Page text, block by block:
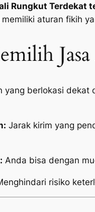
Rungkut Terdekat
aturan fikih
yang berlokasi
Jarak kirim yang
Anda bisa dengan
risiko